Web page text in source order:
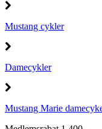
Mustang cykler
Damecykler
Mustang Marie